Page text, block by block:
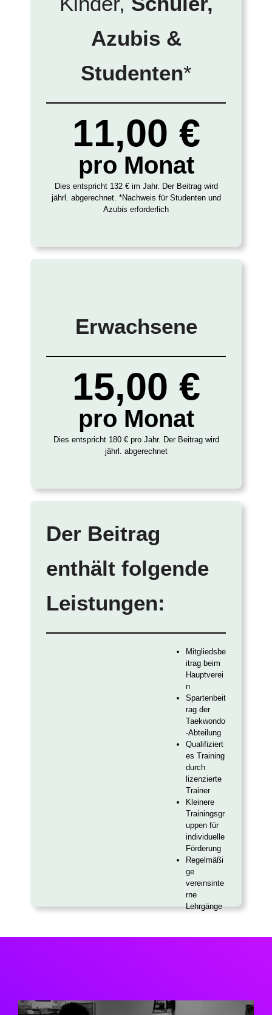
Azubis &
Studenten*
11,00 €
pro Monat
Dies entspricht 132 € im Jahr. Der Beitrag wird
jährl. abgerechnet. *Nachweis für Studenten und
Azubis erforderlich
Erwachsene
15,00 €
pro Monat
Dies entspricht 180 € pro Jahr. Der Beitrag wird
jährl. abgerechnet
Der Beitrag
enthält folgende
Leistungen:
Mitgliedsbe
itrag beim
Hauptverei
n
Spartenbeit
rag der
Taekwondo
-Abteilung
Qualifiziert
es Training
durch
lizenzierte
Trainer
Kleinere
Trainingsgr
uppen für
individuelle
Förderung
Regelmäßi
ge
vereinsinte
rne
Lehrgänge